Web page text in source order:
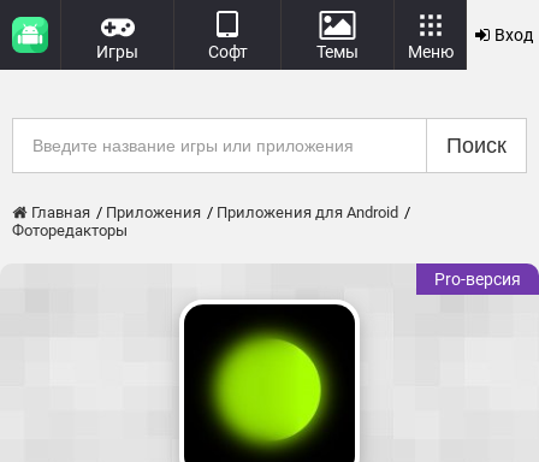
Игры Софт Темы Меню
Вход
Поиск
Главная Приложения
Приложения для Android
Фоторедакторы
Pro-версия